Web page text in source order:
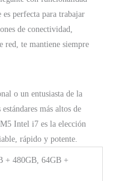
es perfecta para trabajar
de conectividad,
te mantiene siempre
o un entusiasta de la
más altos de
Intel i7 es la elección
rápido y potente.
+ 480GB, 64GB +